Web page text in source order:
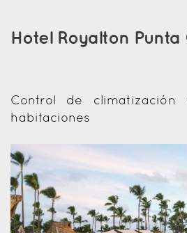
top
Hotel Royalton
Control de climatización
habitaciones